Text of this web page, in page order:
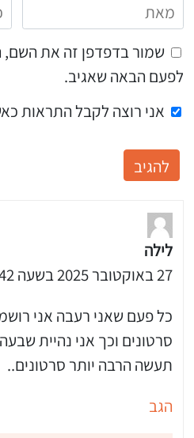
שמור בדפדפן זה את השם,
לפעם הבאה שאגיב.
אני רוצה לקבל התראות
לילה
27 באוקטובר 2025 בשעה 20:42
כל פעם שאני רעבה אני
סרטונים וכך אני נהיית
תעשה הרבה יותר סרטונים..
הגב